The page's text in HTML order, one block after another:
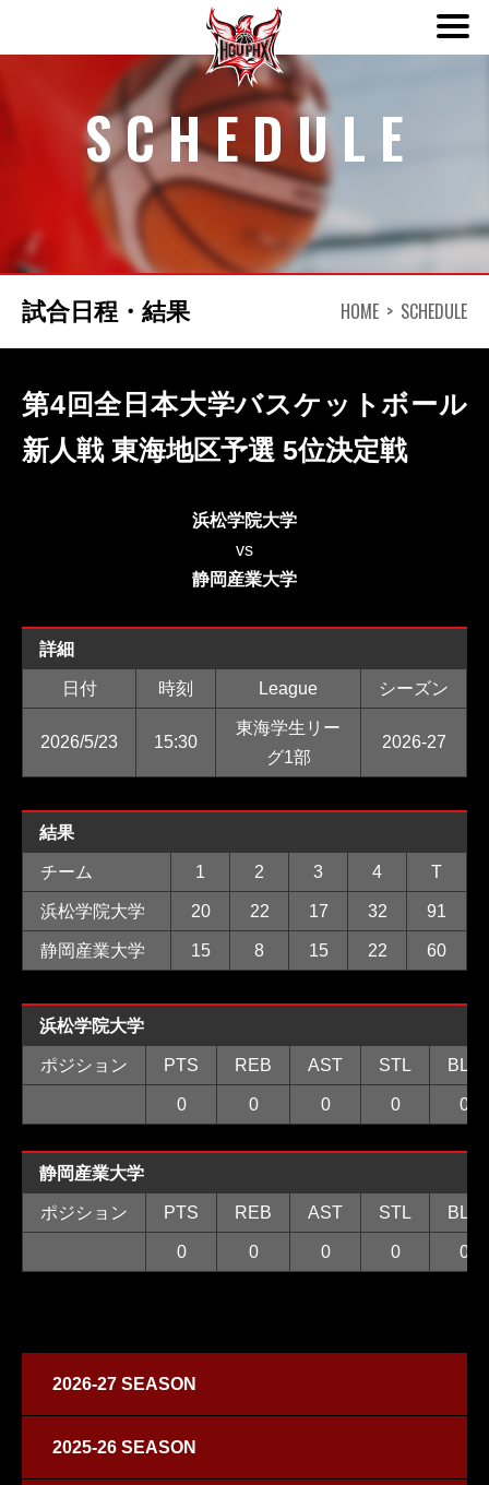
TEAM
SCHEDULE
CONTACT
SCHEDULE
試合日程・結果 HOME SCHEDULE
第4回全日本大学バスケットボール
新人戦 東海地区予選 5位決定戦
浜松学院大学
vs
静岡産業大学
詳細
日付 時刻 League シーズン
2026/5/23 15:30
東海学生リー
グ1部
2026-27
結果
チーム 1 2 3 4 T
浜松学院大学 20 22 17 32 91
静岡産業大学 15 8 15 22 60
浜松学院大学
ポジション PTS REB AST STL BLK
0 0 0 0 0
静岡産業大学
ポジション PTS REB AST STL BLK
0 0 0 0 0
2026-27 SEASON
2025-26 SEASON